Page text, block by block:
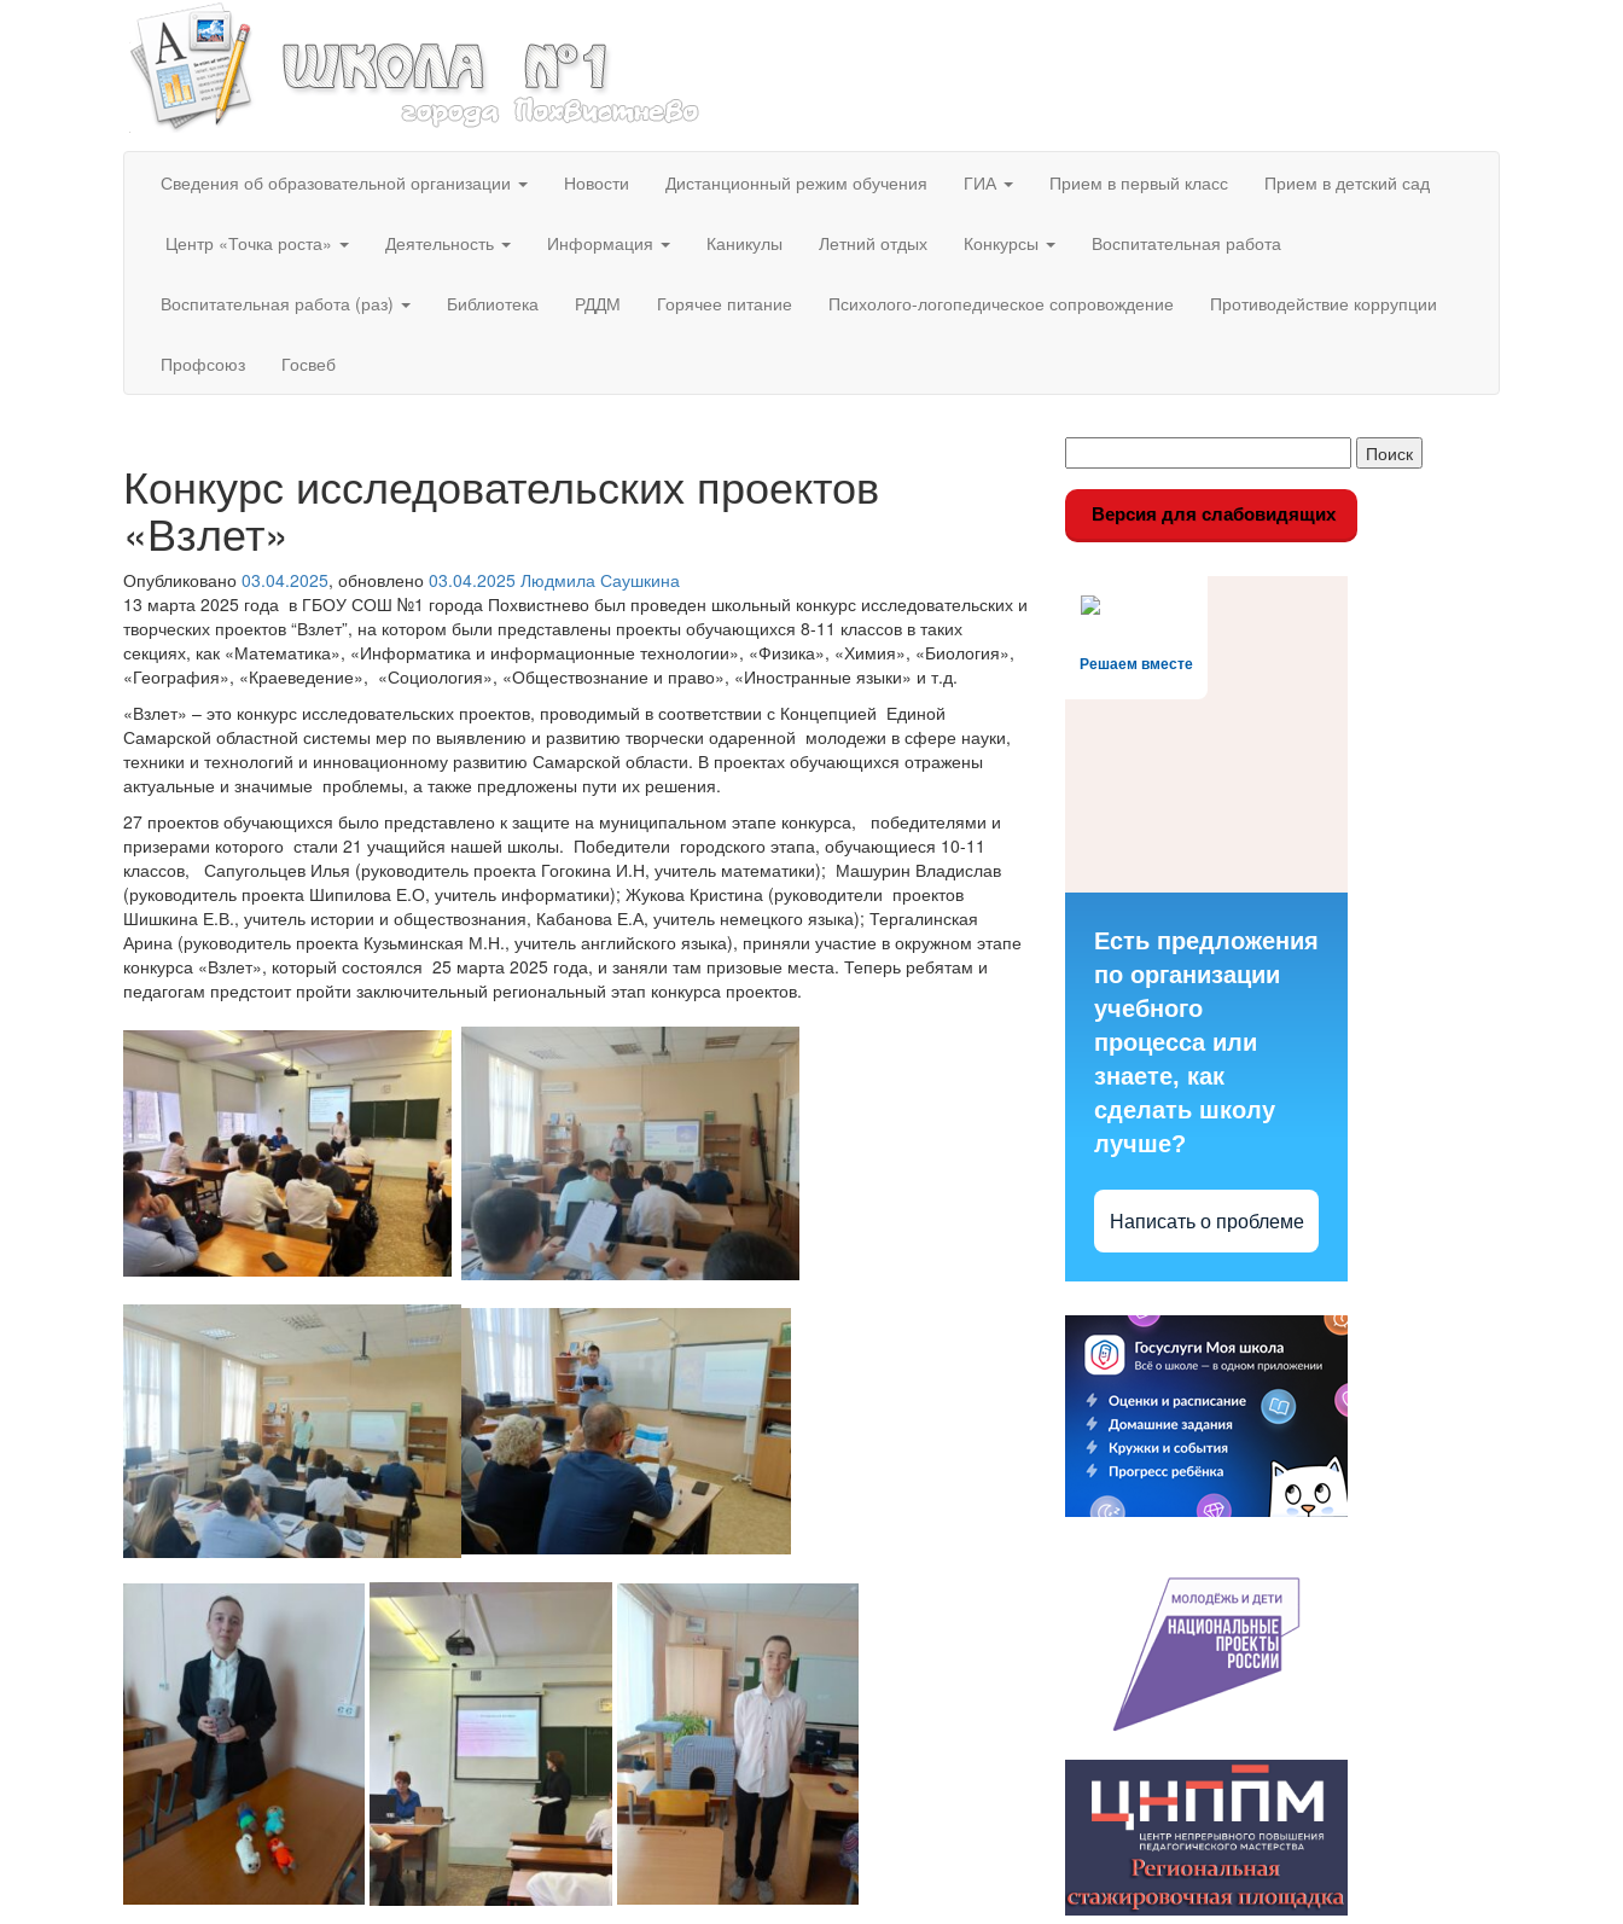
Сведения об образовательной организации Новости Дистанционный режим обучения ГИА Прием в первый класс Прием в детский сад
Центр «Точка роста» Деятельность Информация Каникулы Летний отдых Конкурсы Воспитательная работа
Воспитательная работа (раз) Библиотека РДДМ Горячее питание Психолого-логопедическое сопровождение Противодействие коррупции
Профсоюз Госвеб
Конкурс исследовательских проектов
«Взлет»
Опубликовано 03.04.2025, обновлено 03.04.2025 Людмила Саушкина
13 марта 2025 года в ГБОУ СОШ №1 города Похвистнево был проведен школьный конкурс исследовательских и
творческих проектов “Взлет”, на котором были представлены проекты обучающихся 8-11 классов в таких
секциях, как «Математика», «Информатика и информационные технологии», «Физика», «Химия», «Биология»,
«География», «Краеведение», «Социология», «Обществознание и право», «Иностранные языки» и т.д.
«Взлет» – это конкурс исследовательских проектов, проводимый в соответствии с Концепцией Единой
Самарской областной системы мер по выявлению и развитию творчески одаренной молодежи в сфере науки,
техники и технологий и инновационному развитию Самарской области. В проектах обучающихся отражены
актуальные и значимые проблемы, а также предложены пути их решения.
27 проектов обучающихся было представлено к защите на муниципальном этапе конкурса, победителями и
призерами которого стали 21 учащийся нашей школы. Победители городского этапа, обучающиеся 10-11
классов, Сапугольцев Илья (руководитель проекта Гогокина И.Н, учитель математики); Машурин Владислав
(руководитель проекта Шипилова Е.О, учитель информатики); Жукова Кристина (руководители проектов
Шишкина Е.В., учитель истории и обществознания, Кабанова Е.А, учитель немецкого языка); Тергалинская
Арина (руководитель проекта Кузьминская М.Н., учитель английского языка), приняли участие в окружном этапе
конкурса «Взлет», который состоялся 25 марта 2025 года, и заняли там призовые места. Теперь ребятам и
педагогам предстоит пройти заключительный региональный этап конкурса проектов.
Версия для слабовидящих
Решаем вместе
Есть предложения
по организации
учебного
процесса или
знаете, как
сделать школу
лучше?
Написать о проблеме